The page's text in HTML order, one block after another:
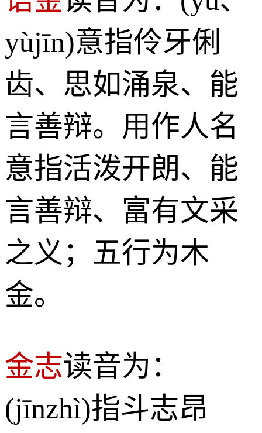
yùjīn)意指伶牙俐
齿、思如涌泉、能
言善辩。用作人名
意指活泼开朗、能
言善辩、富有文采
之义；五行为木
金。
金志读音为：
(jīnzhì)指斗志昂